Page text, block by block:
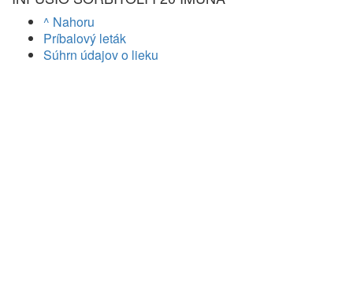
^ Nahoru
Príbalový leták
Súhrn údajov o lieku